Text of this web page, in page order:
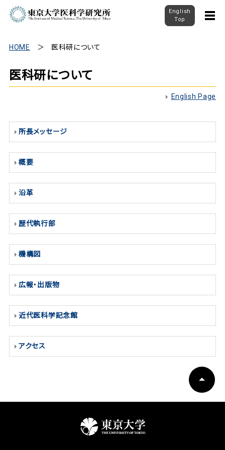
English
Top
HOME 医科研について
医科研について
English Page
所長メッセージ
概要
沿革
歴代執行部
機構図
広報・出版物
近代医科学記念館
アクセス